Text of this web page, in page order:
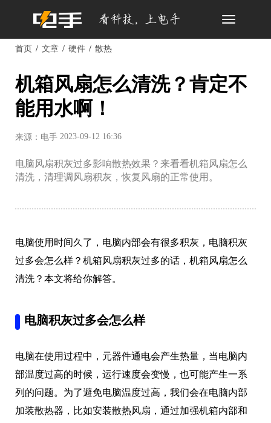
Toggle
首页 文章 硬件 散热
机箱风扇怎么清洗？肯定不
能用水啊！
来源：电手 2023-09-12 16:36
电脑风扇积灰过多影响散热效果？来看看机箱风扇怎么
清洗，清理调风扇积灰，恢复风扇的正常使用。
电脑使用时间久了，电脑内部会有很多积灰，电脑积灰
过多会怎么样？机箱风扇积灰过多的话，机箱风扇怎么
清洗？本文将给你解答。
电脑积灰过多会怎么样
电脑在使用过程中，元器件通电会产生热量，当电脑内
部温度过高的时候，运行速度会变慢，也可能产生一系
列的问题。为了避免电脑温度过高，我们会在电脑内部
加装散热器，比如安装散热风扇，通过加强机箱内部和